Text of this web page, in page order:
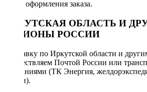
после оформления заказа.
ИРКУТСКАЯ ОБЛАСТЬ И
РЕГИОНЫ РОССИИ
Отправку по Иркутской области и
осуществляем Почтой России или
компаниями (ТК Энергия,
линии).